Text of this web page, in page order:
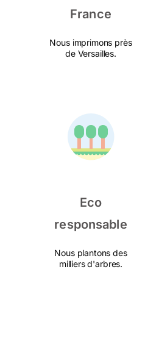
France
Nous imprimons près
de Versailles.
Eco
responsable
Nous plantons des
milliers d'arbres.